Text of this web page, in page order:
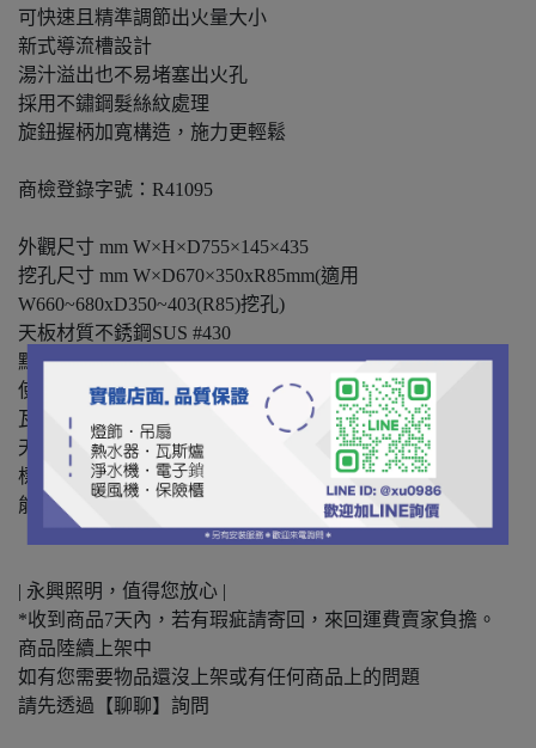
可快速且精準調節出火量大小
新式導流槽設計
湯汁溢出也不易堵塞出火孔
採用不鏽鋼髮絲紋處理
旋鈕握柄加寬構造，施力更輕鬆
商檢登錄字號：R41095
外觀尺寸 mm W×H×D755×145×435
挖孔尺寸 mm W×D670×350xR85mm(適用
W660~680xD350~403(R85)挖孔)
天板材質不銹鋼SUS #430
點火方式電子連續點火(快速)
使用電源DC 1.5V
瓦斯消耗量 kW液化：8.4kW /
天然：10.5kW
標示熱效率52%
能效分級1級
| 永興照明，值得您放心 |
*收到商品7天內，若有瑕疵請寄回，來回運費賣家負擔。
商品陸續上架中
如有您需要物品還沒上架或有任何商品上的問題
請先透過【聊聊】詢問